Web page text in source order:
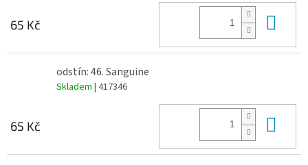
65 Kč
odstín: 46. Sanguine
Skladem | 417346
65 Kč